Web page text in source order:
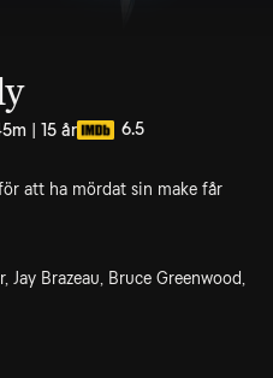
| 15 år 6.5
att ha mördat sin make får
Jay Brazeau, Bruce Greenwood,